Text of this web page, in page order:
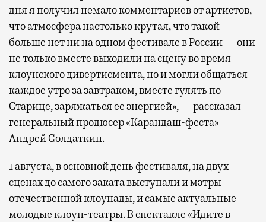
дня я получил немало комментариев от артистов,
что атмосфера настолько крутая, что такой
больше нет ни на одном фестивале в России — они
не только вместе выходили на сцену во время
клоунского дивертисмента, но и могли общаться
каждое утро за завтраком, вместе гулять по
Старице, заряжаться ее энергией», — рассказал
генеральный продюсер «Карандаш-феста»
Андрей Солдаткин.
1 августа, в основной день фестиваля, на двух
сценах до самого заката выступали и мэтры
отечественной клоунады, и самые актуальные
молодые клоун-театры. В спектакле «Идите в